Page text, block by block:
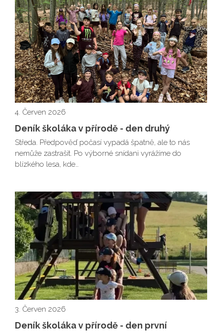
4. Červen 2026
Deník školáka v přírodě - den druhý
Středa. Předpověď počasí vypadá špatně, ale to nás
nemůže zastrašit. Po výborné snídani vyrážíme do
blízkého lesa, kde…
3. Červen 2026
Deník školáka v přírodě - den první